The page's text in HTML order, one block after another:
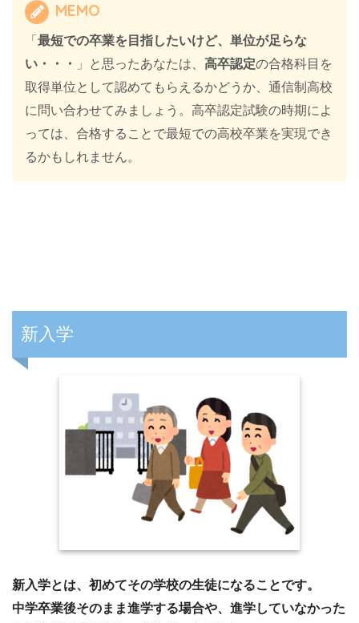
MEMO
「 最短での卒業を目指したいけど、単位が足らな
い・・・
」と思ったあなたは、 高卒認定の合格科目を
取得単位として認めてもらえるかどうか、通信制高校
に問い合わせてみましょう。高卒認定試験の時期によ
っては、合格することで最短での高校卒業を実現でき
るかもしれません。
新入学
新入学とは、初めてその学校の生徒になることです。
中学卒業後そのまま進学する場合や、進学していなかった